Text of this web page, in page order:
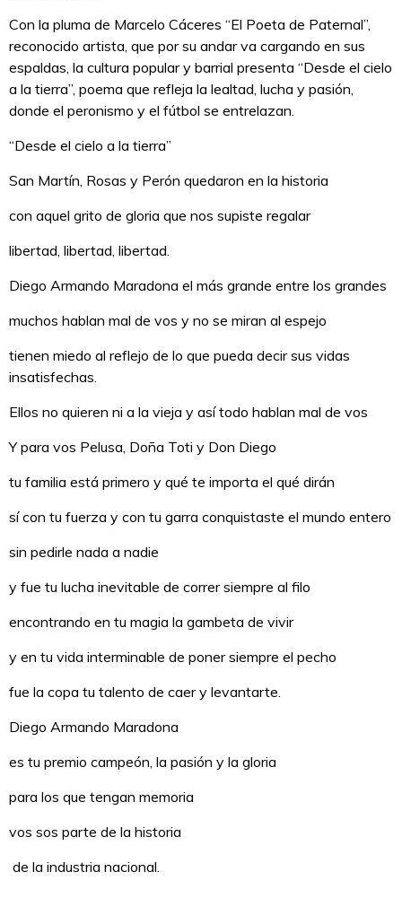
Con la pluma de Marcelo Cáceres “El Poeta de Paternal”,
reconocido artista, que por su andar va cargando en sus
espaldas, la cultura popular y barrial presenta “Desde el cielo
a la tierra”, poema que refleja la lealtad, lucha y pasión,
donde el peronismo y el fútbol se entrelazan.
“Desde el cielo a la tierra”
San Martín, Rosas y Perón quedaron en la historia
con aquel grito de gloria que nos supiste regalar
libertad, libertad, libertad.
Diego Armando Maradona el más grande entre los grandes
muchos hablan mal de vos y no se miran al espejo
tienen miedo al reflejo de lo que pueda decir sus vidas
insatisfechas.
Ellos no quieren ni a la vieja y así todo hablan mal de vos
Y para vos Pelusa, Doña Toti y Don Diego
tu familia está primero y qué te importa el qué dirán
sí con tu fuerza y con tu garra conquistaste el mundo entero
sin pedirle nada a nadie
y fue tu lucha inevitable de correr siempre al filo
encontrando en tu magia la gambeta de vivir
y en tu vida interminable de poner siempre el pecho
fue la copa tu talento de caer y levantarte.
Diego Armando Maradona
es tu premio campeón, la pasión y la gloria
para los que tengan memoria
vos sos parte de la historia
de la industria nacional.